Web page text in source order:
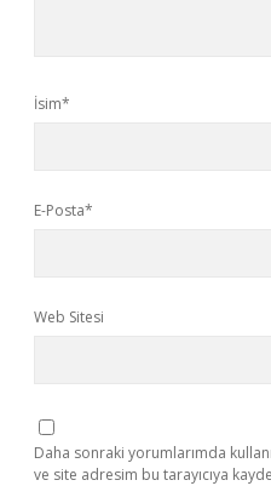
İsim*
E-Posta*
Web Sitesi
Daha sonraki yorumlarımda
ve site adresim bu tarayıcıya